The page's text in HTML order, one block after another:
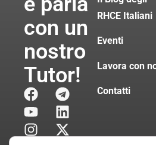
con un
nostro
Tutor!
RHCE Italiani
Eventi
Lavora con
Contatti